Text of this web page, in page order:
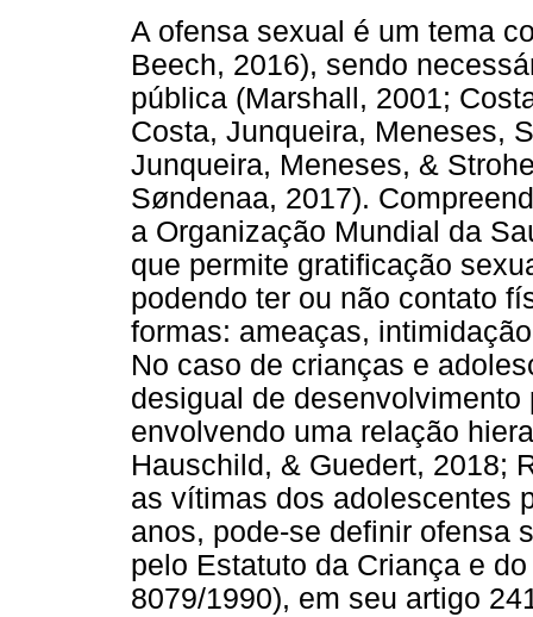
A ofensa sexual é um tema
Beech, 2016), sendo
pública (Marshall, 2001;
Costa, Junqueira, Meneses,
Junqueira, Meneses, &
Søndenaa, 2017).
a Organização Mundial da
que permite gratificação
podendo ter ou não contato
formas: ameaças,
No caso de crianças e
desigual de
envolvendo uma relação
Hauschild, & Guedert, 2018;
as vítimas dos adolescentes
anos, pode-se definir ofensa
pelo Estatuto da Criança e
8079/1990), em seu artigo